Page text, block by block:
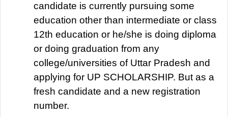
candidate is currently pursuing some
education other than intermediate or class
12th education or he/she is doing diploma
or doing graduation from any
college/universities of Uttar Pradesh and
applying for UP SCHOLARSHIP. But as a
fresh candidate and a new registration
number.